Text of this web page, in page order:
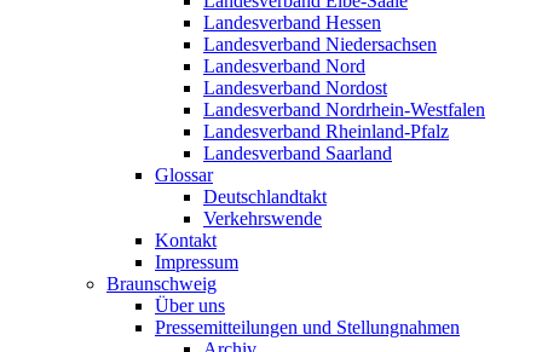
Landesverband Hessen
Landesverband Niedersachsen
Landesverband Nord
Landesverband Nordost
Landesverband Nordrhein-Westfalen
Landesverband Rheinland-Pfalz
Landesverband Saarland
Glossar
Deutschlandtakt
Verkehrswende
Kontakt
Impressum
Braunschweig
Über uns
Pressemitteilungen und Stellungnahmen